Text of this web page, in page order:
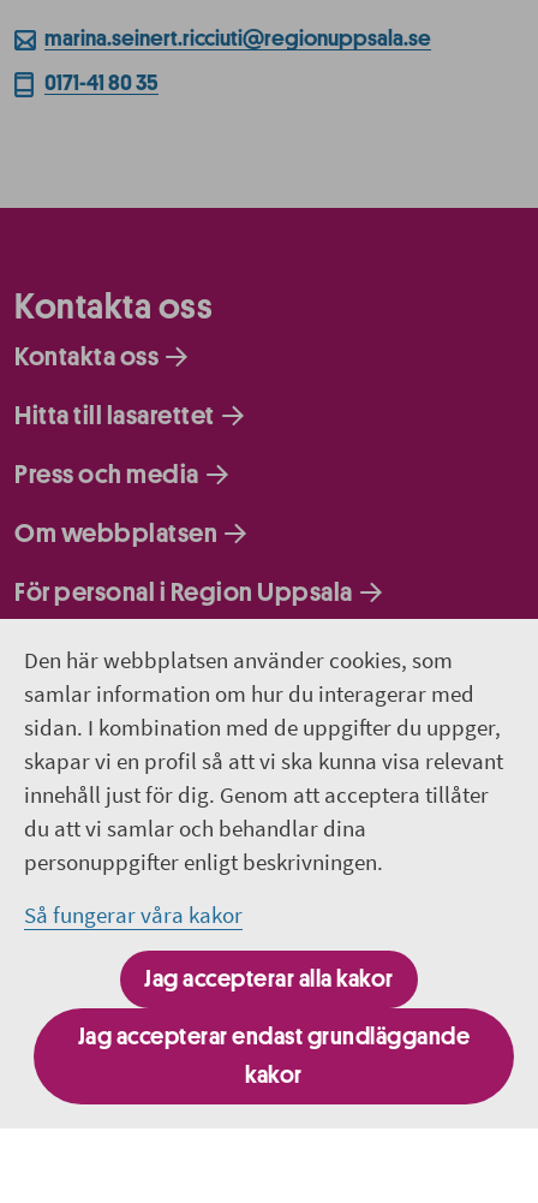
Den här webbplatsen använder cookies, som
samlar information om hur du interagerar med
sidan. I kombination med de uppgifter du uppger,
skapar vi en profil så att vi ska kunna visa relevant
innehåll just för dig. Genom att acceptera tillåter
du att vi samlar och behandlar dina
personuppgifter enligt beskrivningen.
Så fungerar våra kakor
Jag accepterar alla kakor
Jag accepterar endast grundläggande
kakor
marina.seinert.ricciuti@regionuppsala.se
0171-41 80 35
Kontakta oss
Kontakta oss
Hitta till lasarettet
Press och media
Om webbplatsen
För personal i Region Uppsala
Följ oss
Facebook - Infocenter/bibliotek
Facebook - Region Uppsala
Lediga jobb på Lasarettet i Enköping
Så behandlar Region Uppsala dina
personuppgifter